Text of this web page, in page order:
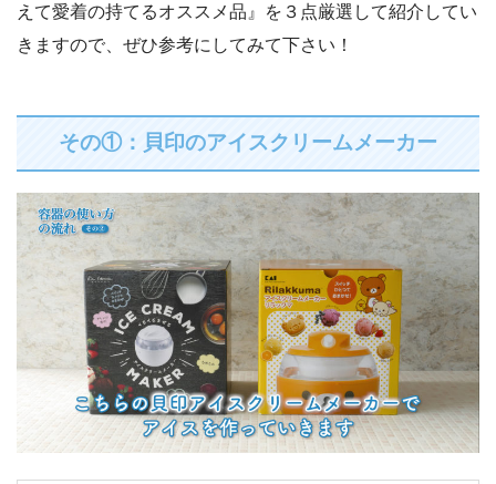
えて愛着の持てるオススメ品』を３点厳選して紹介してい
きますので、ぜひ参考にしてみて下さい！
その①：貝印のアイスクリームメーカー